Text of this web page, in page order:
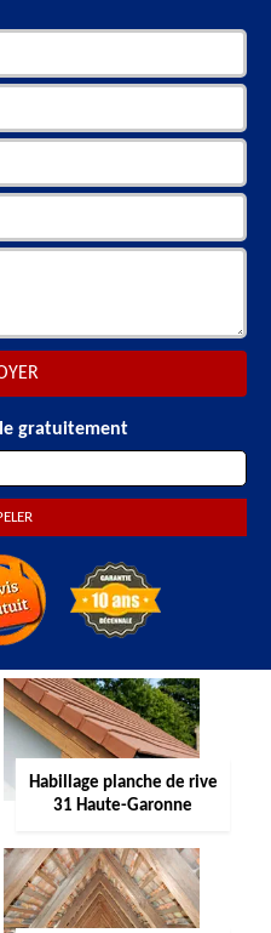
gratuitement
Habillage planche de rive
31 Haute-Garonne